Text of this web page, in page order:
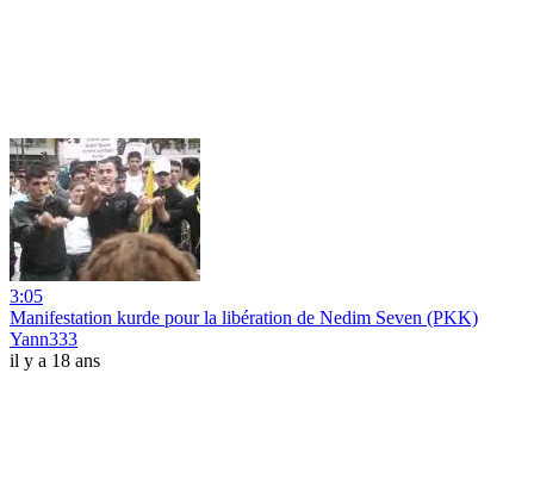
3:05
Manifestation kurde pour la libération de Nedim Seven (PKK)
Yann333
il y a 18 ans